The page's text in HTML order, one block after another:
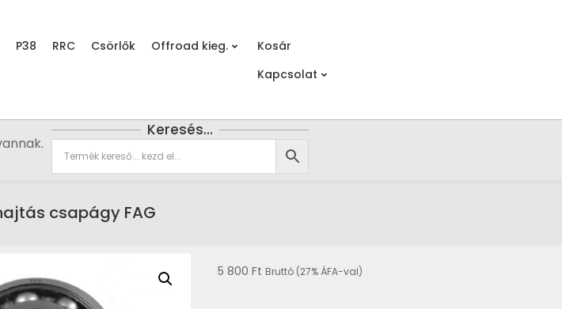
P38 RRC Csörlők Offroad kieg.
Kosár
Kapcsolat
Keresés…
csapágy FAG
5 800 Ft Bruttó (27% ÁFA-val)